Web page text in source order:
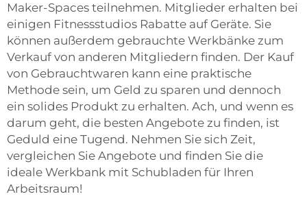
Maker-Spaces teilnehmen. Mitglieder erhalten bei
einigen Fitnessstudios Rabatte auf Geräte. Sie
können außerdem gebrauchte Werkbänke zum
Verkauf von anderen Mitgliedern finden. Der Kauf
von Gebrauchtwaren kann eine praktische
Methode sein, um Geld zu sparen und dennoch
ein solides Produkt zu erhalten. Ach, und wenn es
darum geht, die besten Angebote zu finden, ist
Geduld eine Tugend. Nehmen Sie sich Zeit,
vergleichen Sie Angebote und finden Sie die
ideale Werkbank mit Schubladen für Ihren
Arbeitsraum!